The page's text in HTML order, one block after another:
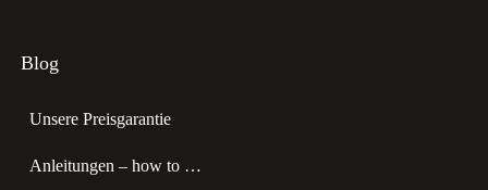
Blog
Unsere Preisgarantie
Anleitungen – how to …